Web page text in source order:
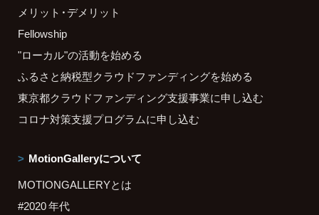
メリット・デメリット
Fellowship
"ローカル"の活動を始める
ふるさと納税型クラウドファンディングを始める
東京都クラウドファンディング支援事業に申し込む
コロナ対策支援プログラムに申し込む
MotionGalleryについて
MOTIONGALLERYとは
#2020 年代